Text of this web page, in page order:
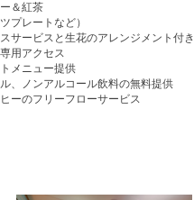
＆紅茶
プレートなど）
サービスと生花のアレンジメント付き
用アクセス
メニュー提供
、ノンアルコール飲料の無料提供
ーのフリーフローサービス